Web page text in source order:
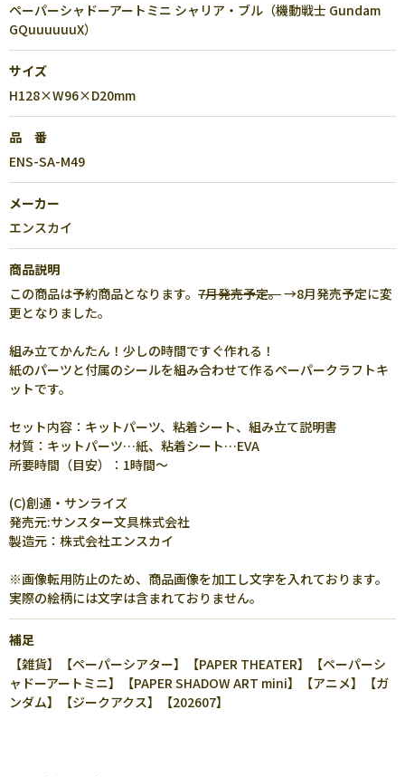
ペーパーシャドーアートミニ シャリア・ブル（機動戦士 Gundam
GQuuuuuuX）
サイズ
H128×W96×D20mm
品 番
ENS-SA-M49
メーカー
エンスカイ
商品説明
この商品は予約商品となります。 7月発売予定。→8月発売予定に変
更となりました。
組み立てかんたん！少しの時間ですぐ作れる！
紙のパーツと付属のシールを組み合わせて作るペーパークラフトキ
ットです。
セット内容：キットパーツ、粘着シート、組み立て説明書
材質：キットパーツ…紙、粘着シート…EVA
所要時間（目安）：1時間～
(C)創通・サンライズ
発売元:サンスター文具株式会社
製造元：株式会社エンスカイ
※画像転用防止のため、商品画像を加工し文字を入れております。
実際の絵柄には文字は含まれておりません。
補足
【雑貨】【ペーパーシアター】【PAPER THEATER】【ペーパーシ
ャドーアートミニ】【PAPER SHADOW ART mini】【アニメ】【ガ
ンダム】【ジークアクス】【202607】